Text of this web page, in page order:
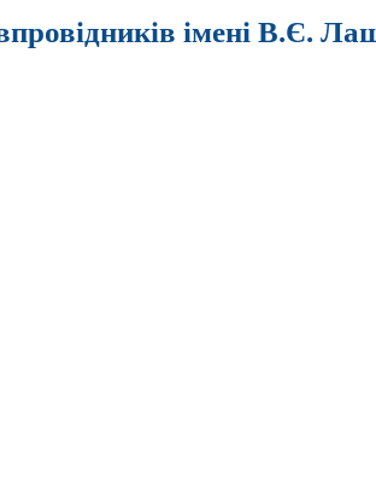
імені В.Є.